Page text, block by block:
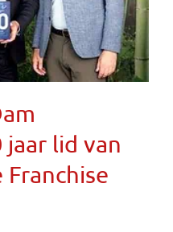
jaar lid van